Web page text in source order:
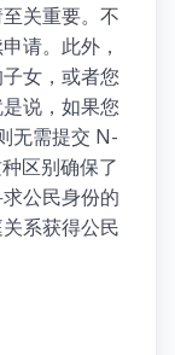
关重要。不
请。此外，
女，或者您
说，如果您
无需提交 N-
区别确保了
公民身份的
系获得公民